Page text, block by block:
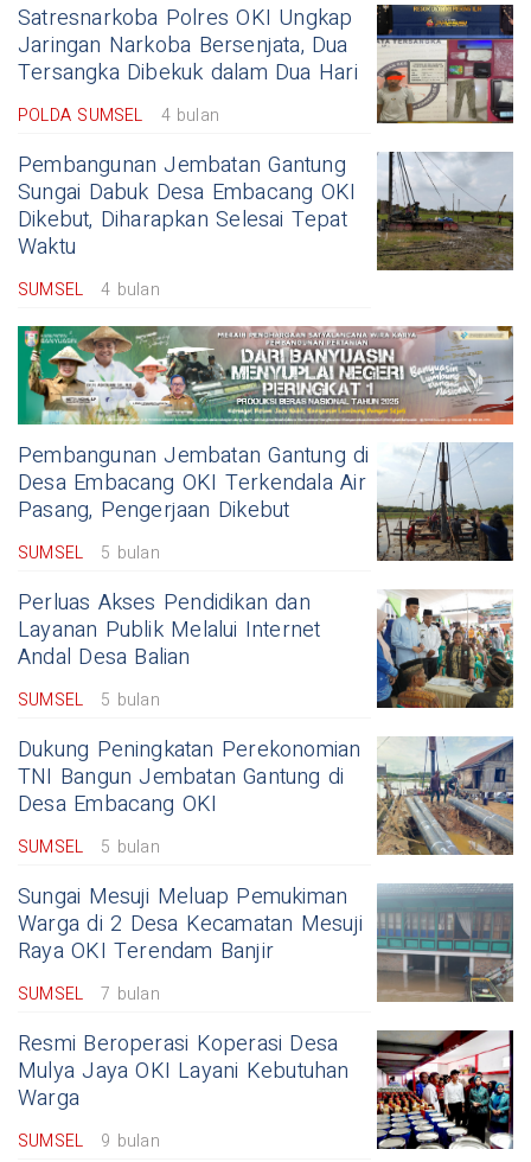
Satresnarkoba Polres OKI Ungkap
Jaringan Narkoba Bersenjata, Dua
Tersangka Dibekuk dalam Dua Hari
POLDA SUMSEL 4 bulan
Pembangunan Jembatan Gantung
Sungai Dabuk Desa Embacang OKI
Dikebut, Diharapkan Selesai Tepat
Waktu
SUMSEL 4 bulan
Pembangunan Jembatan Gantung di
Desa Embacang OKI Terkendala Air
Pasang, Pengerjaan Dikebut
SUMSEL 5 bulan
Perluas Akses Pendidikan dan
Layanan Publik Melalui Internet
Andal Desa Balian
SUMSEL 5 bulan
Dukung Peningkatan Perekonomian
TNI Bangun Jembatan Gantung di
Desa Embacang OKI
SUMSEL 5 bulan
Sungai Mesuji Meluap Pemukiman
Warga di 2 Desa Kecamatan Mesuji
Raya OKI Terendam Banjir
SUMSEL 7 bulan
Resmi Beroperasi Koperasi Desa
Mulya Jaya OKI Layani Kebutuhan
Warga
SUMSEL 9 bulan